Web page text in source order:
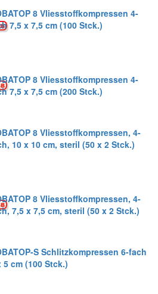
8 Vliesstoffkompressen 4-
7,5 x 7,5 cm (100 Stck.)
8 Vliesstoffkompressen 4-
7,5 x 7,5 cm (200 Stck.)
8 Vliesstoffkompressen, 4-
10 x 10 cm, steril (50 x 2 Stck.)
8 Vliesstoffkompressen, 4-
7,5 x 7,5 cm, steril (50 x 2 Stck.)
S Schlitzkompressen 6-fach
5 cm (100 Stck.)